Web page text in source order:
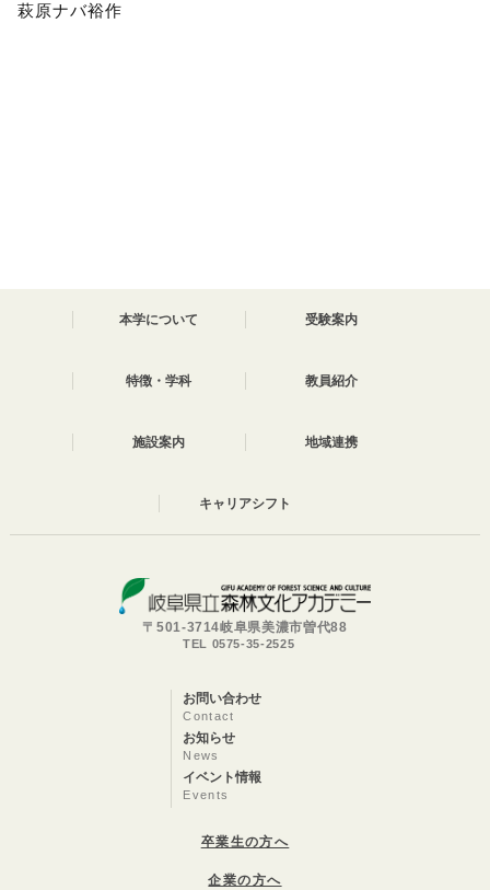
萩原ナバ裕作
本学について 受験案内
特徴・学科 教員紹介
施設案内 地域連携
キャリアシフト
〒501-3714岐阜県美濃市曽代88
TEL 0575-35-2525
お問い合わせ
Contact
お知らせ
News
イベント情報
Events
卒業生の方へ
企業の方へ